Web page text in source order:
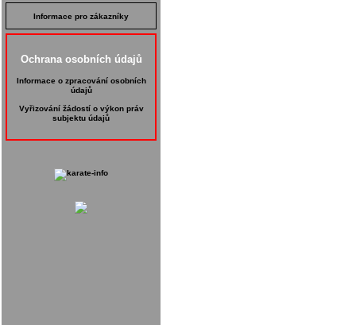
Informace pro zákazníky
Ochrana osobních údajů
Informace o zpracování osobních
údajů
Vyřizování žádostí o výkon práv
subjektu údajů